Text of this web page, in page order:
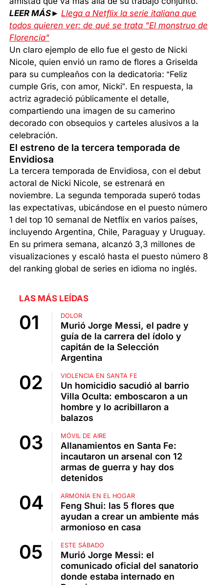
LEER MÁS► Llega a Netflix la serie italiana que
todos quieren ver: de qué se trata "El monstruo de
Florencia"
Un claro ejemplo de ello fue el gesto de Nicki
Nicole, quien envió un ramo de flores a Griselda
para su cumpleaños con la dedicatoria: “Feliz
cumple Gris, con amor, Nicki”. En respuesta, la
actriz agradeció públicamente el detalle,
compartiendo una imagen de su camerino
decorado con obsequios y carteles alusivos a la
celebración.
El estreno de la tercera temporada de
Envidiosa
La tercera temporada de Envidiosa, con el debut
actoral de Nicki Nicole, se estrenará en
noviembre. La segunda temporada superó todas
las expectativas, ubicándose en el puesto número
1 del top 10 semanal de Netflix en varios países,
incluyendo Argentina, Chile, Paraguay y Uruguay.
En su primera semana, alcanzó 3,3 millones de
visualizaciones y escaló hasta el puesto número 8
del ranking global de series en idioma no inglés.
LAS MÁS LEÍDAS
DOLOR
Murió Jorge Messi, el padre y
guía de la carrera del ídolo y
capitán de la Selección
Argentina
VIOLENCIA EN SANTA FE
Un homicidio sacudió al barrio
Villa Oculta: emboscaron a un
hombre y lo acribillaron a
balazos
MÓVIL DE AIRE
Allanamientos en Santa Fe:
incautaron un arsenal con 12
armas de guerra y hay dos
detenidos
ARMONÍA EN EL HOGAR
Feng Shui: las 5 flores que
ayudan a crear un ambiente más
armonioso en casa
ESTE SÁBADO
Murió Jorge Messi: el
comunicado oficial del sanatorio
donde estaba internado en